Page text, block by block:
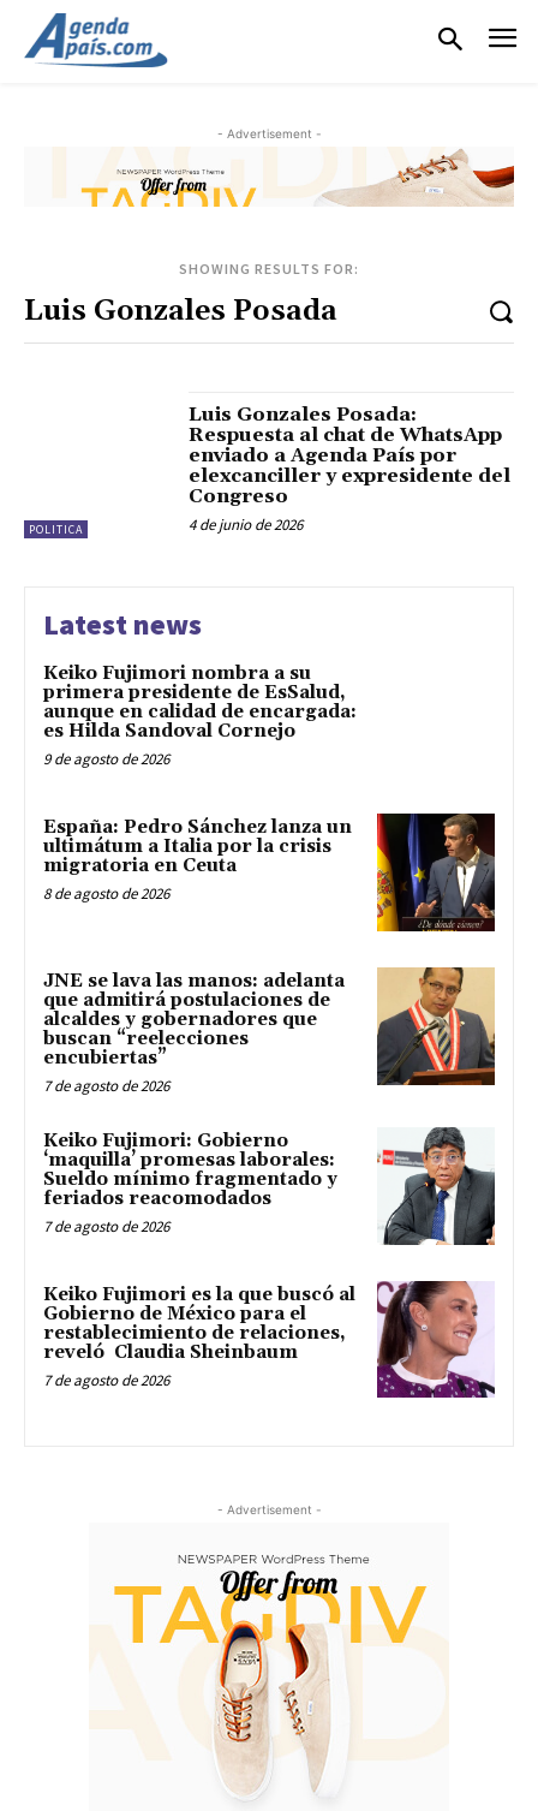
- Advertisement -
SHOWING RESULTS FOR:
POLITICA
Luis Gonzales Posada:
Respuesta al chat de WhatsApp
enviado a Agenda País por
elexcanciller y expresidente del
Congreso
4 de junio de 2026
Latest news
Keiko Fujimori nombra a su
primera presidente de EsSalud,
aunque en calidad de encargada:
es Hilda Sandoval Cornejo
9 de agosto de 2026
España: Pedro Sánchez lanza un
ultimátum a Italia por la crisis
migratoria en Ceuta
8 de agosto de 2026
JNE se lava las manos: adelanta
que admitirá postulaciones de
alcaldes y gobernadores que
buscan “reelecciones
encubiertas”
7 de agosto de 2026
Keiko Fujimori: Gobierno
‘maquilla’ promesas laborales:
Sueldo mínimo fragmentado y
feriados reacomodados
7 de agosto de 2026
Keiko Fujimori es la que buscó al
Gobierno de México para el
restablecimiento de relaciones,
reveló Claudia Sheinbaum
7 de agosto de 2026
- Advertisement -